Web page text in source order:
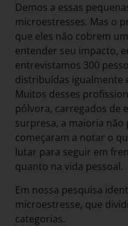
Demos a essas
microestresses. Mas o
que eles não cobrem
entender seu impacto,
entrevistamos 300
distribuídas igualmente
Muitos desses
pólvora, carregados de
surpresa, a maioria não
começaram a notar o
lutar para seguir em
quanto na vida pessoal.
Em nossa pesquisa
microestresse, que
categorias.